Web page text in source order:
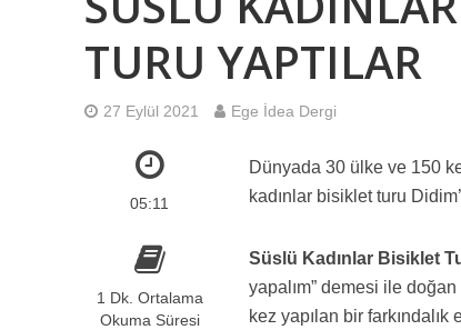
TURU YAPTILAR
27 Eylül 2021 Ege İdea Dergi
05:11
1 Dk. Ortalama
Okuma Süresi
Dünyada 30 ülke ve 150
kadınlar bisiklet turu
Süslü Kadınlar Bisiklet
yapalım” demesi ile
kez yapılan bir farkındalık